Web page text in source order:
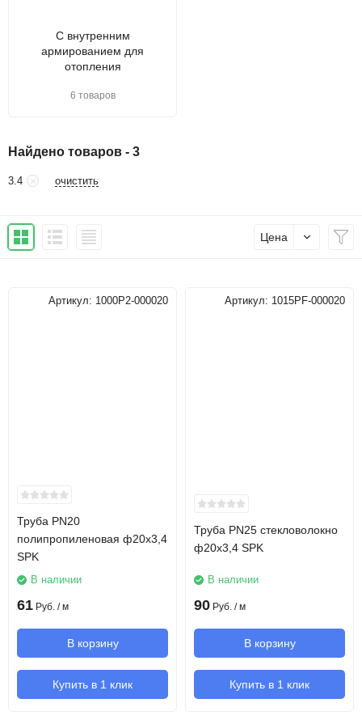
С внутренним
армированием для
отопления
6 товаров
Найдено товаров - 3
3.4 очистить
Цена
Артикул: 1000P2-000020
Труба PN20
полипропиленовая ф20х3,4
SPK
В наличии
61 Руб. / м
В корзину
Купить в 1 клик
Артикул: 1015PF-000020
Труба PN25 стекловолокно
ф20х3,4 SPK
В наличии
90 Руб. / м
В корзину
Купить в 1 клик